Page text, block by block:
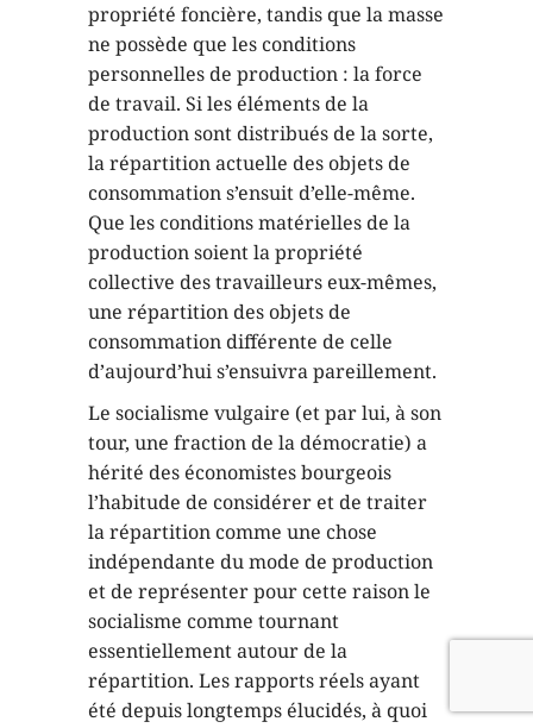
propriété foncière, tandis que la masse
ne possède que les conditions
personnelles de production : la force
de travail. Si les éléments de la
production sont distribués de la sorte,
la répartition actuelle des objets de
consommation s’ensuit d’elle-même.
Que les conditions matérielles de la
production soient la propriété
collective des travailleurs eux-mêmes,
une répartition des objets de
consommation différente de celle
d’aujourd’hui s’ensuivra pareillement.
Le socialisme vulgaire (et par lui, à son
tour, une fraction de la démocratie) a
hérité des économistes bourgeois
l’habitude de considérer et de traiter
la répartition comme une chose
indépendante du mode de production
et de représenter pour cette raison le
socialisme comme tournant
essentiellement autour de la
répartition. Les rapports réels ayant
été depuis longtemps élucidés, à quoi